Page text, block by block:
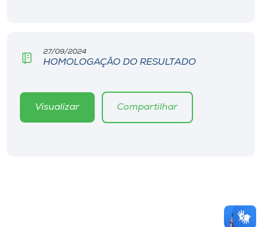
27/09/2024
HOMOLOGAÇÃO DO RESULTADO
Visualizar Compartilhar